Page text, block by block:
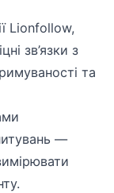
Lionfollow,
зв’язки з
та
—